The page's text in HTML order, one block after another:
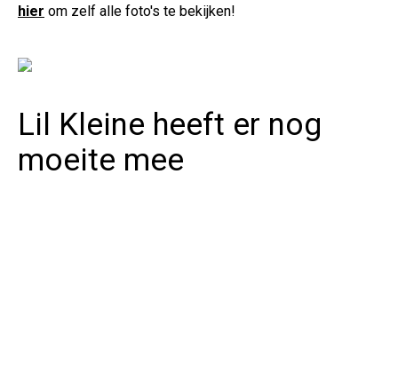
hier om zelf alle foto's te bekijken!
Lil Kleine heeft er nog
moeite mee